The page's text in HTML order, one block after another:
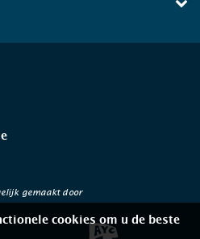
gemaakt door
cookies om u de beste